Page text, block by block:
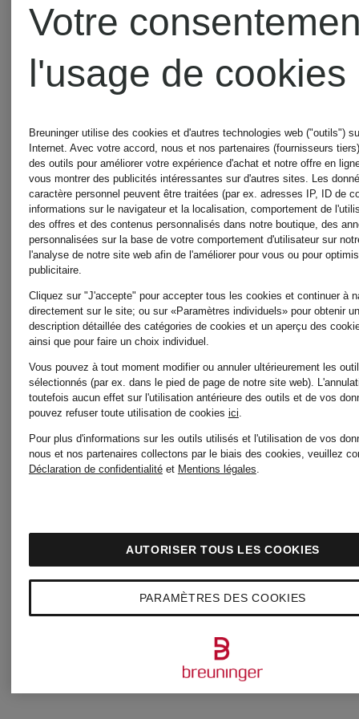
MCM
pour
pièces
250 €
MCM
TRACY
LARGE
à
680 €
Votre
l'usage de cookies
Breuninger utilise des cookies et d'autres technologies web ("outils")
Internet. Avec votre accord, nous et nos partenaires (fournisseurs
des outils pour améliorer votre expérience d'achat et notre offre en
vous montrer des publicités intéressantes sur d'autres sites. Les
caractère personnel peuvent être traitées (par ex. adresses IP, ID de
informations sur le navigateur et la localisation, comportement de
des offres et des contenus personnalisés dans notre boutique, des
personnalisées sur la base de votre comportement d'utilisateur sur
l'analyse de notre site web afin de l'améliorer pour vous ou pour
publicitaire.
Cliquez sur "J'accepte" pour accepter tous les cookies et continuer à
directement sur le site; ou sur «Paramètres individuels» pour obtenir
description détaillée des catégories de cookies et un aperçu des
ainsi que pour faire un choix individuel.
Vous pouvez à tout moment modifier ou annuler ultérieurement les
sélectionnés (par ex. dans le pied de page de notre site web).
toutefois aucun effet sur l'utilisation antérieure des outils et de vos
pouvez refuser toute utilisation de cookies ici.
Pour plus d'informations sur les outils utilisés et l'utilisation de vos
nous et nos partenaires collectons par le biais des cookies, veuillez
Déclaration de confidentialitéet Mentions légales.
PARAMÈTRES DES COOKIES
AUTORISER TOUS LES COOKIES